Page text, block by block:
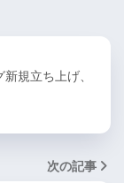
規立ち上げ、
次の記事